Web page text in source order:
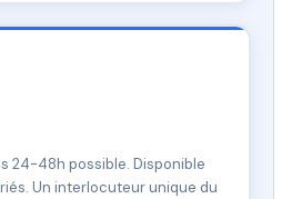
24-48h possible. Disponible
Un interlocuteur unique du